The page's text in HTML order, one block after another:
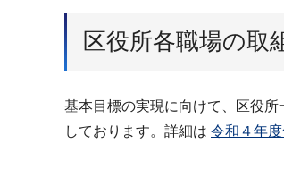
区役所各職場の取
基本目標の実現に向けて、区役
しております。詳細は 令和４年